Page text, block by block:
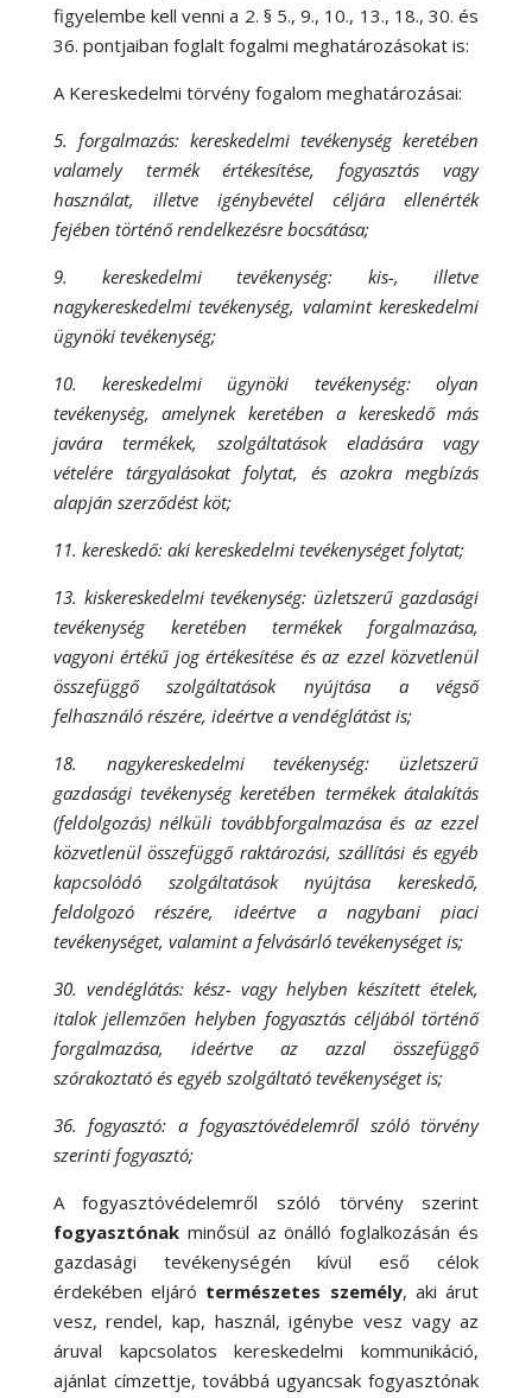
figyelembe kell venni a 2. § 5., 9., 10., 13., 18., 30. és
36. pontjaiban foglalt fogalmi meghatározásokat is:
A Kereskedelmi törvény fogalom meghatározásai:
5. forgalmazás: kereskedelmi tevékenység keretében
valamely termék értékesítése, fogyasztás vagy
használat, illetve igénybevétel céljára ellenérték
fejében történő rendelkezésre bocsátása;
9. kereskedelmi tevékenység: kis-, illetve
nagykereskedelmi tevékenység, valamint kereskedelmi
ügynöki tevékenység;
10. kereskedelmi ügynöki tevékenység: olyan
tevékenység, amelynek keretében a kereskedő más
javára termékek, szolgáltatások eladására vagy
vételére tárgyalásokat folytat, és azokra megbízás
alapján szerződést köt;
11. kereskedő: aki kereskedelmi tevékenységet folytat;
13. kiskereskedelmi tevékenység: üzletszerű gazdasági
tevékenység keretében termékek forgalmazása,
vagyoni értékű jog értékesítése és az ezzel közvetlenül
összefüggő szolgáltatások nyújtása a végső
felhasználó részére, ideértve a vendéglátást is;
18. nagykereskedelmi tevékenység: üzletszerű
gazdasági tevékenység keretében termékek átalakítás
(feldolgozás) nélküli továbbforgalmazása és az ezzel
közvetlenül összefüggő raktározási, szállítási és egyéb
kapcsolódó szolgáltatások nyújtása kereskedő,
feldolgozó részére, ideértve a nagybani piaci
tevékenységet, valamint a felvásárló tevékenységet is;
30. vendéglátás: kész- vagy helyben készített ételek,
italok jellemzően helyben fogyasztás céljából történő
forgalmazása, ideértve az azzal összefüggő
szórakoztató és egyéb szolgáltató tevékenységet is;
36. fogyasztó: a fogyasztóvédelemről szóló törvény
szerinti fogyasztó;
A fogyasztóvédelemről szóló törvény szerint
fogyasztónak minősül az önálló foglalkozásán és
gazdasági tevékenységén kívül eső célok
érdekében eljáró természetes személy, aki árut
vesz, rendel, kap, használ, igénybe vesz vagy az
áruval kapcsolatos kereskedelmi kommunikáció,
ajánlat címzettje, továbbá ugyancsak fogyasztónak